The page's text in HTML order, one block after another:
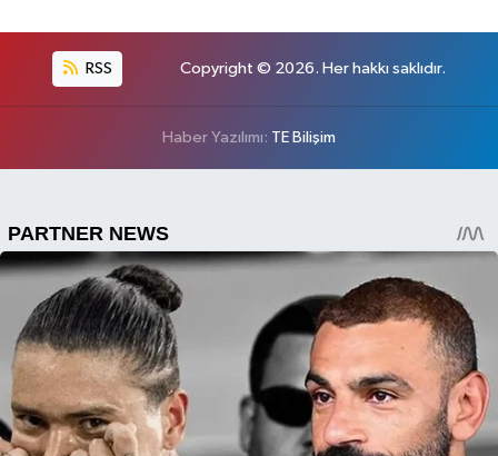
RSS Copyright © 2026. Her hakkı saklıdır.
Haber Yazılımı: TE Bilişim